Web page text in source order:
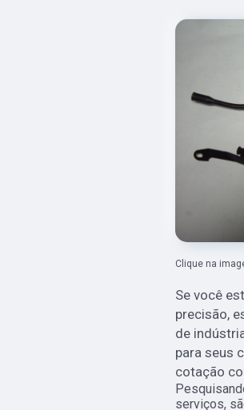
Clique na
Se você
precisão,
de
para seus
cotação
serviços,